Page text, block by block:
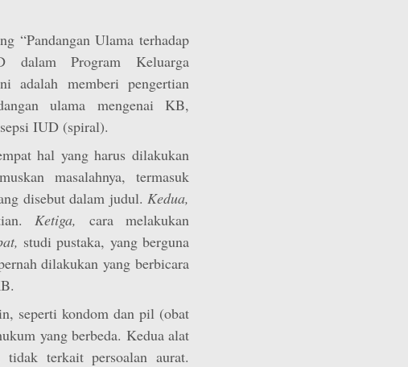
“Pandangan Ulama terhadap
dalam Program Keluarga
adalah memberi pengertian
ulama mengenai KB,
IUD (spiral).
hal yang harus dilakukan
masalahnya, termasuk
disebut dalam judul. Kedua,
Ketiga, cara melakukan
studi pustaka, yang berguna
dilakukan yang berbicara
seperti kondom dan pil (obat
yang berbeda. Kedua alat
tidak terkait persoalan aurat.